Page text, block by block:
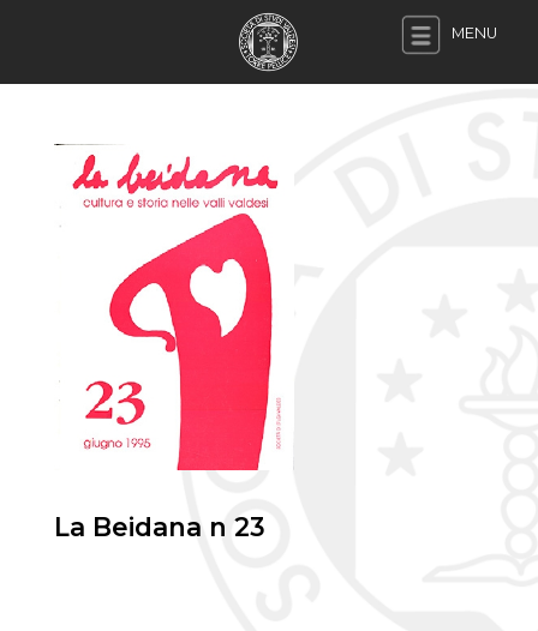
MENU
La Beidana n 23